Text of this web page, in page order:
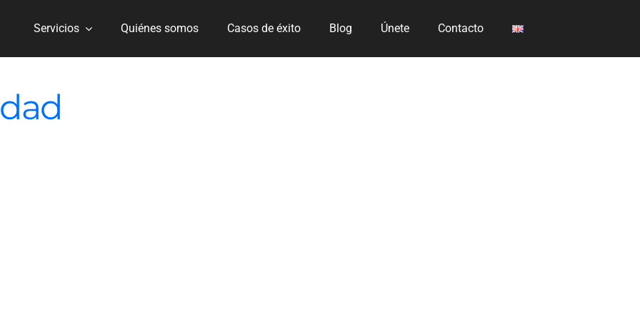
Servicios Quiénes somos Casos de éxito Blog Únete Contacto